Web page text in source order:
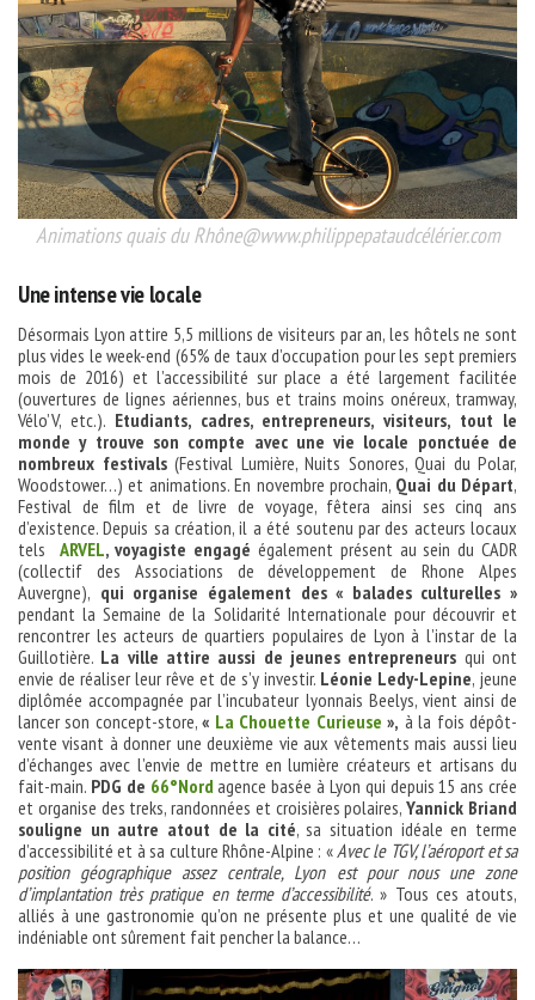
Animations quais du Rhône@www.philippepataudcélérier.com
Une intense vie locale
Désormais Lyon attire 5,5 millions de visiteurs par an, les hôtels ne sont
plus vides le week-end (65% de taux d’occupation pour les sept premiers
mois de 2016) et l’accessibilité sur place a été largement facilitée
(ouvertures de lignes aériennes, bus et trains moins onéreux, tramway,
Vélo’V, etc.). Etudiants, cadres, entrepreneurs, visiteurs, tout le
monde y trouve son compte avec une vie locale ponctuée de
nombreux festivals(Festival Lumière, Nuits Sonores, Quai du Polar,
Woodstower…) et animations. En novembre prochain, Quai du Départ,
Festival de film et de livre de voyage, fêtera ainsi ses cinq ans
d’existence. Depuis sa création, il a été soutenu par des acteurs locaux
tels ARVEL, voyagiste engagéégalement présent au sein du CADR
(collectif des Associations de développement de Rhone Alpes
Auvergne), qui organise également des « balades culturelles »
pendant la Semaine de la Solidarité Internationale pour découvrir et
rencontrer les acteurs de quartiers populaires de Lyon à l’instar de la
Guillotière. La ville attire aussi de jeunes entrepreneurs qui ont
envie de réaliser leur rêve et de s’y investir. Léonie Ledy-Lepine, jeune
diplômée accompagnée par l’incubateur lyonnais Beelys, vient ainsi de
lancer son concept-store,« La Chouette Curieuse », à la fois dépôt-
vente visant à donner une deuxième vie aux vêtements mais aussi lieu
d’échanges avec l’envie de mettre en lumière créateurs et artisans du
fait-main. PDG de 66°Nord agence basée à Lyon qui depuis 15 ans crée
et organise des treks, randonnées et croisières polaires,Yannick Briand
souligne un autre atout de la cité, sa situation idéale en terme
d’accessibilité et à sa culture Rhône-Alpine : «Avec le TGV, l’aéroport et sa
position géographique assez centrale, Lyon est pour nous une zone
d’implantation très pratique en terme d’accessibilité. » Tous ces atouts,
alliés à une gastronomie qu’on ne présente plus et une qualité de vie
indéniable ont sûrement fait pencher la balance…